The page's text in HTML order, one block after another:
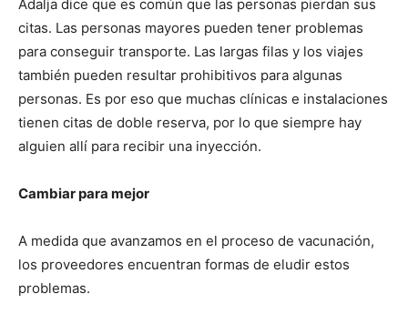
I WANT IN
I've read and accept the Privacy Policy
Adalja dice que es común que las personas pierdan sus
citas. Las personas mayores pueden tener problemas
para conseguir transporte. Las largas filas y los viajes
también pueden resultar prohibitivos para algunas
personas. Es por eso que muchas clínicas e instalaciones
tienen citas de doble reserva, por lo que siempre hay
alguien allí para recibir una inyección.
Cambiar para mejor
A medida que avanzamos en el proceso de vacunación,
los proveedores encuentran formas de eludir estos
problemas.